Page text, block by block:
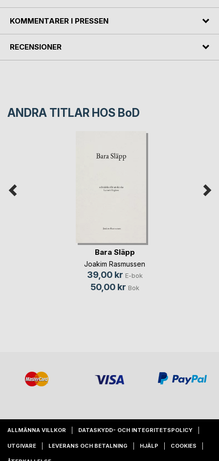
KOMMENTARER I PRESSEN
RECENSIONER
ANDRA TITLAR HOS BoD
Bara Släpp
Joakim Rasmussen
39,00 kr E-bok
50,00 kr Bok
ALLMÄNNA VILLKOR DATASKYDD- OCH INTEGRITETSPOLICY
UTGIVARE LEVERANS OCH BETALNING HJÄLP COOKIES